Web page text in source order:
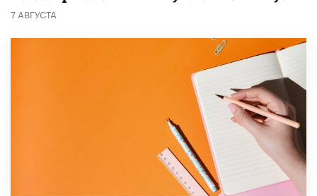
7 АВГУСТА